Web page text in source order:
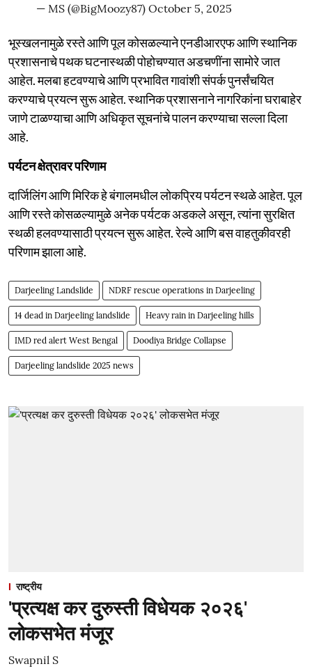
— MS (@BigMoozy87) October 5, 2025
भूस्खलनामुळे रस्ते आणि पूल कोसळल्याने एनडीआरएफ आणि स्थानिक
प्रशासनाचे पथक घटनास्थळी पोहोचण्यात अडचणींना सामोरे जात
आहेत. मलबा हटवण्याचे आणि प्रभावित गावांशी संपर्क पुनर्संचयित
करण्याचे प्रयत्न सुरू आहेत. स्थानिक प्रशासनाने नागरिकांना घराबाहेर
जाणे टाळण्याचा आणि अधिकृत सूचनांचे पालन करण्याचा सल्ला दिला
आहे.
पर्यटन क्षेत्रावर परिणाम
दार्जिलिंग आणि मिरिक हे बंगालमधील लोकप्रिय पर्यटन स्थळे आहेत. पूल
आणि रस्ते कोसळल्यामुळे अनेक पर्यटक अडकले असून, त्यांना सुरक्षित
स्थळी हलवण्यासाठी प्रयत्न सुरू आहेत. रेल्वे आणि बस वाहतुकीवरही
परिणाम झाला आहे.
Darjeeling Landslide NDRF rescue operations in Darjeeling
14 dead in Darjeeling landslide Heavy rain in Darjeeling hills
IMD red alert West Bengal Doodiya Bridge Collapse
Darjeeling landslide 2025 news
राष्ट्रीय
'प्रत्यक्ष कर दुरुस्ती विधेयक २०२६'
लोकसभेत मंजूर
Swapnil S